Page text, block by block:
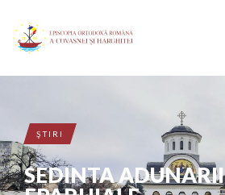
ŞTIRI
SEDINTA ADUNARII